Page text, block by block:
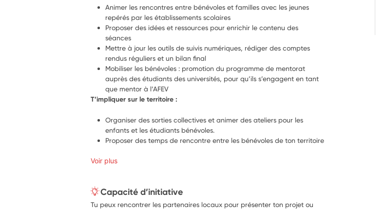
Animer les rencontres entre bénévoles et familles avec les jeunes
repérés par les établissements scolaires
Proposer des idées et ressources pour enrichir le contenu des
séances
Mettre à jour les outils de suivis numériques, rédiger des comptes
rendus réguliers et un bilan final
Mobiliser les bénévoles : promotion du programme de mentorat
auprès des étudiants des universités, pour qu’ils s’engagent en tant
que mentor à l’AFEV
T’impliquer sur le territoire :
Organiser des sorties collectives et animer des ateliers pour les
enfants et les étudiants bénévoles.
Proposer des temps de rencontre entre les bénévoles de ton territoire
Voir plus
Capacité d’initiative
Tu peux rencontrer les partenaires locaux pour présenter ton projet ou